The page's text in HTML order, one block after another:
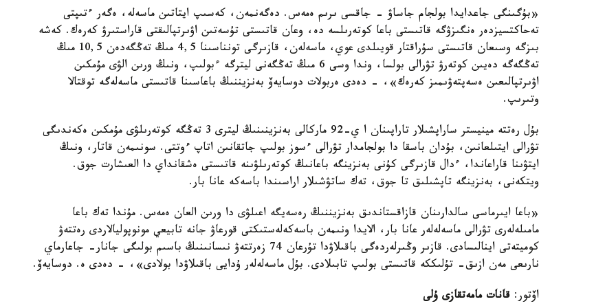
«بۇگىنگى جاعدايدا بولجام جاساۋ - جاقسى ىرىم ەمەس. دەگەنمەن، كەسىپ ايتاتىن ماسەلە، ەگەر ءتىپتى
تەحاكتسيزدەر ەنگىزۋگە قاتىستى باعا كوتەرىلسە دە، وعان قاتىستى تۇسەتىن اۋىرتپالىقتى قاراستىرۋ كەرەك. كەشە
بىزگە وسىعان قاتىستى سۇراقتار قويىلدى عوي، ماسەلەن، قازىرگى تونناسىنا 4,5 مىڭ تەڭگەدەن 10,5 مىڭ
تەڭگەگە دەيىن كوتەرۋ تۋرالى بولسا، وندا وسى 6 مىڭ تەڭگەنى ليترگە ءبولىپ، ونىڭ ورىن الۋى مۇمكىن
اۋىرتپالىعىن ەسەپتەۋىمىز كەرەك»، - دەدى ەربولات دوسايەۆ بەنزيننىڭ باعاسىنا قاتىستى ماسەلەگە توقتالا
وتىرىپ.
بۇل رەتتە مينيستر ساراپشىلار تاراپىنان ا ي-92 ماركالى بەنزينىنىڭ ليترى 3 تەڭگە كوتەرىلۋى مۇمكىن ەكەندىگى
تۋرالى ايتىلعانىن، بۇدان باسقا دا بولجامدار تۋرالى ءسوز بولىپ جاتقانىن اتاپ ءوتتى. سونىمەن قاتار، ونىڭ
ايتۋىنا قاراعاندا، ءدال قازىرگى كۇنى بەنزينگە باعانىڭ كوتەرىلۋىنە قاتىستى ەشقانداي دا العىشارت جوق.
ويتكەنى، بەنزينگە تاپشىلىق تا جوق، تەك ساتۋشىلار اراسىندا باسەكە عانا بار.
«باعا ايىرماسى سالدارىنان قازاقستاندىق بەنزيننىڭ رەسەيگە اعىلۋى دا ورىن العان ەمەس. مۇندا تەك باعا
مامىلەلەرى تۋرالى ماسەلەلەر عانا بار، الايدا ونىمەن باسەكەلەستىكتى قورعاۋ جانە تابيعي مونوپوليالاردى رەتتەۋ
كوميتەتى اينالىسادى. قازىر وڭىرلەردەگى باقىلاۋدا تۇرعان 74 زەرتتەۋ نىسانىنىڭ باسىم بولىگى جانار- جاعارماي
نارىعى مەن ازىق- تۇلىككە قاتىستى بولىپ تابىلادى. بۇل ماسەلەلەر ۇدايى باقىلاۋدا بولادى»، - دەدى ە. دوسايەۆ.
اۆتور: قانات مامەتقازى ۇلى